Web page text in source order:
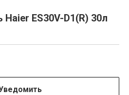
Haier ES30V-D1(R) 30л